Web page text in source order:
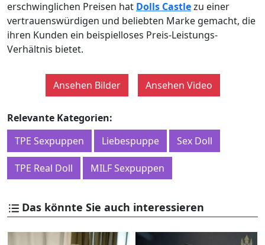
erschwinglichen Preisen hat Dolls Castlezu einer
vertrauenswürdigen und beliebten Marke gemacht, die
ihren Kunden ein beispielloses Preis-Leistungs-
Verhältnis bietet.
Ansehen Bilder Ansehen Video
Relevante Kategorien:
TPE Sexpuppen
Liebespuppe Sex Doll
TPE Real Doll MILF Sexpuppen
Das könnte Sie auch interessieren